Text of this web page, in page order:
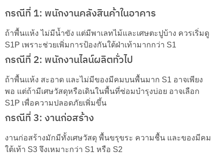
กรณีที่ 1: พนักงานคลังสินค้าในอาคาร
ถ้าพื้นแห้ง ไม่มีน้ำขัง แต่มีพาเลทไม้และเศษตะปูบ้าง ควรเริ่มดู
S1P เพราะช่วยเพิ่มการป้องกันใต้ฝ่าเท้ามากกว่า S1
กรณีที่ 2: พนักงานไลน์ผลิตทั่วไป
ถ้าพื้นแห้ง สะอาด และไม่มีของมีคมบนพื้นมาก S1 อาจเพียง
พอ แต่ถ้ามีเศษวัสดุหรือเดินในพื้นที่ซ่อมบำรุงบ่อย อาจเลือก
S1P เพื่อความปลอดภัยเพิ่มขึ้น
กรณีที่ 3: งานก่อสร้าง
งานก่อสร้างมักมีทั้งเศษวัสดุ พื้นขรุขระ ความชื้น และของมีคม
ใต้เท้า S3 จึงเหมาะกว่า S1 หรือ S2